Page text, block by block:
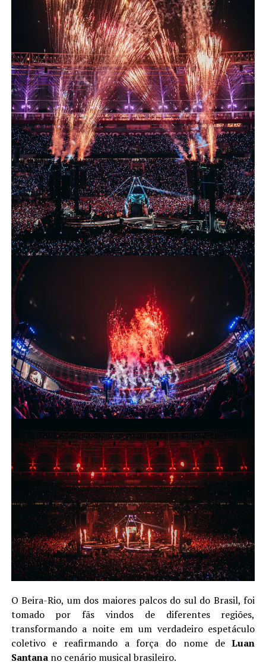
O Beira-Rio, um dos maiores palcos do sul do Brasil, foi
tomado por fãs vindos de diferentes regiões,
transformando a noite em um verdadeiro espetáculo
coletivo e reafirmando a força do nome deLuan
Santanano cenário musical brasileiro.